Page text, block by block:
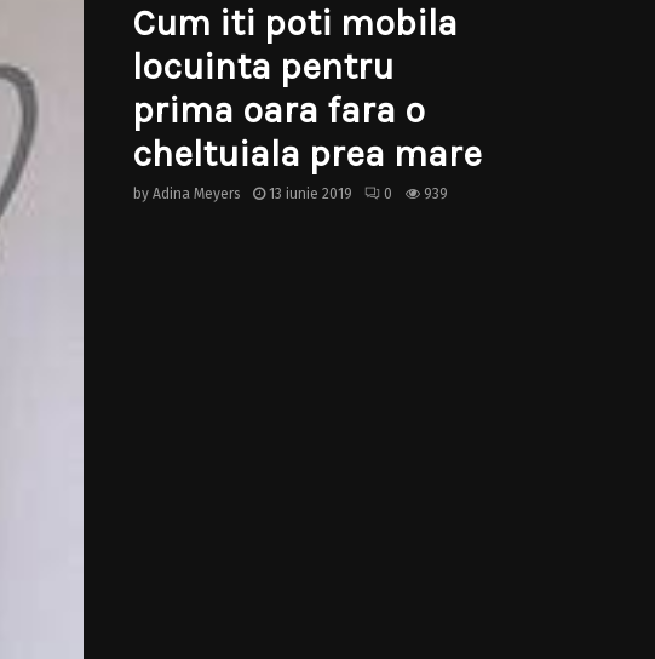
Cum iti poti mobila
locuinta pentru
prima oara fara o
cheltuiala prea mare
by Adina Meyers 13 iunie 2019 0 939